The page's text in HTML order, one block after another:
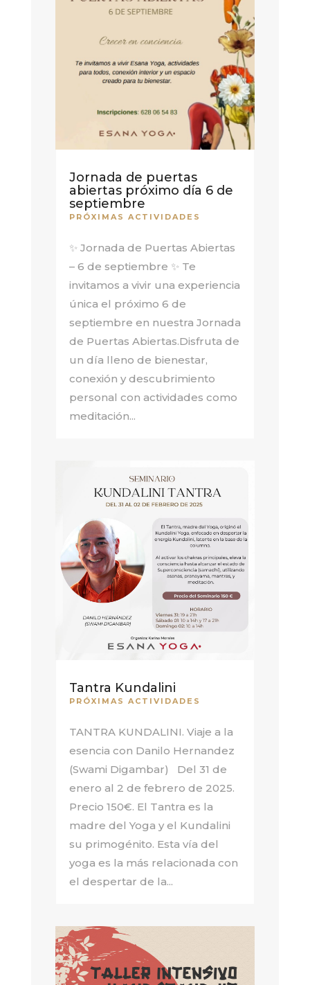
Jornada de puertas
abiertas próximo día 6 de
septiembre
PRÓXIMAS ACTIVIDADES
✨ Jornada de Puertas Abiertas
– 6 de septiembre ✨ Te
invitamos a vivir una experiencia
única el próximo 6 de
septiembre en nuestra Jornada
de Puertas Abiertas.Disfruta de
un día lleno de bienestar,
conexión y descubrimiento
personal con actividades como
meditación...
Tantra Kundalini
PRÓXIMAS ACTIVIDADES
TANTRA KUNDALINI. Viaje a la
esencia con Danilo Hernandez
(Swami Digambar) Del 31 de
enero al 2 de febrero de 2025.
Precio 150€. El Tantra es la
madre del Yoga y el Kundalini
su primogénito. Esta vía del
yoga es la más relacionada con
el despertar de la...